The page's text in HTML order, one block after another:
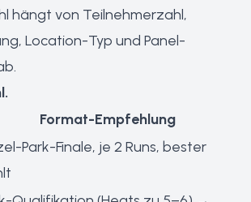
hängt von Teilnehmerzahl,
Location-Typ und Panel-
Format-Empfehlung
Park-Finale, je 2 Runs, bester